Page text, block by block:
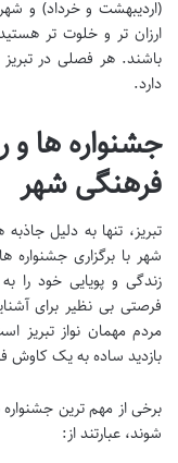
(اردیبهشت و خرداد) و
ارزان تر و خلوت تر
باشند. هر فصلی در
دارد.
جشنواره ها و
فرهنگی شهر
تبریز، تنها به دلیل
شهر با برگزاری
زندگی و پویایی خود را
فرصتی بی نظیر برای
مردم مهمان نواز تبریز
بازدید ساده به یک کاوش
برخی از مهم ترین جشنواره
شوند، عبارتند از: